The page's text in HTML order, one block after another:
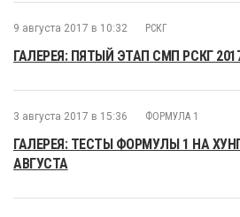
9 августа 2017 в 10:32 РСКГ
ГАЛЕРЕЯ: ПЯТЫЙ ЭТАП СМП РСКГ
3 августа 2017 в 15:36 ФОРМУЛА 1
ГАЛЕРЕЯ: ТЕСТЫ ФОРМУЛЫ 1 НА
АВГУСТА